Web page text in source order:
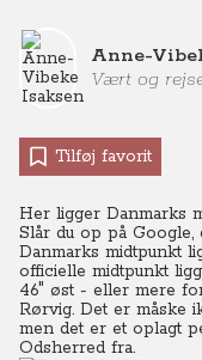
Anne-
Vært og
Tilføj favorit
Her ligger Danmarks
Slår du op på
Danmarks midtpunkt
officielle midtpunkt
46" øst - eller mere
Rørvig. Det er måske
men det er et oplagt
Odsherred fra.